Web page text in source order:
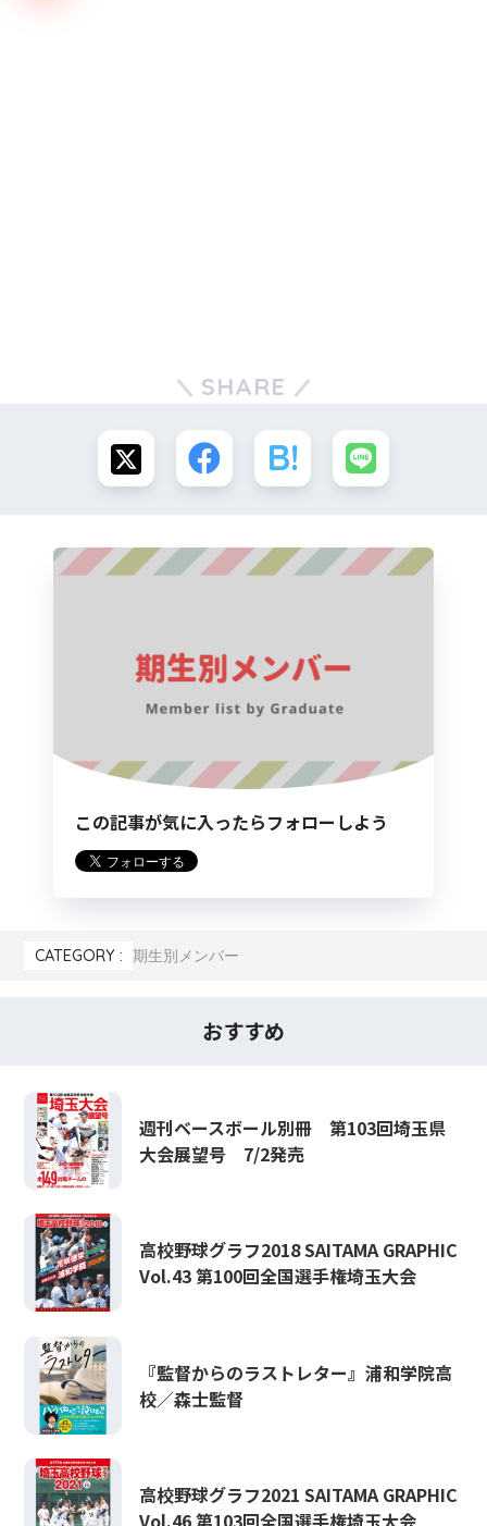
SHARE
この記事が気に入ったらフォローしよう
CATEGORY : 期生別メンバー
おすすめ
週刊ベースボール別冊 第103回埼玉県
大会展望号 7/2発売
高校野球グラフ2018 SAITAMA GRAPHIC
Vol.43 第100回全国選手権埼玉大会
『監督からのラストレター』浦和学院高
校／森士監督
高校野球グラフ2021 SAITAMA GRAPHIC
Vol.46 第103回全国選手権埼玉大会